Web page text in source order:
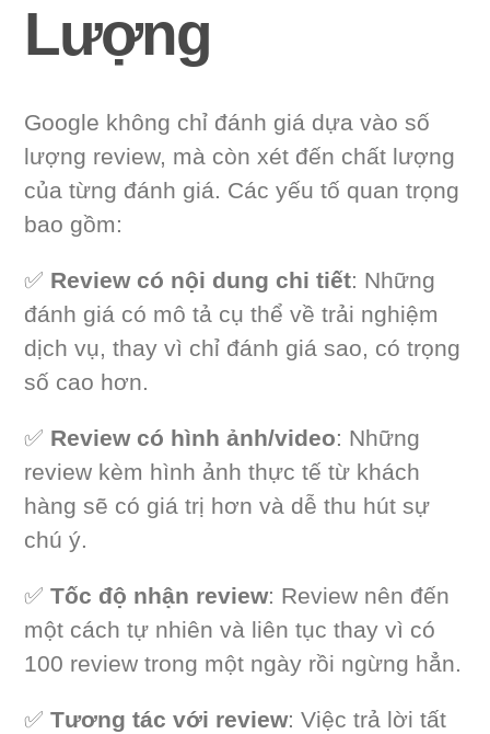
Lượng
Google không chỉ đánh giá dựa vào số
lượng review, mà còn xét đến chất lượng
của từng đánh giá. Các yếu tố quan trọng
bao gồm:
✅ Review có nội dung chi tiết: Những
đánh giá có mô tả cụ thể về trải nghiệm
dịch vụ, thay vì chỉ đánh giá sao, có trọng
số cao hơn.
✅ Review có hình ảnh/video: Những
review kèm hình ảnh thực tế từ khách
hàng sẽ có giá trị hơn và dễ thu hút sự
chú ý.
✅Tốc độ nhận review: Review nên đến
một cách tự nhiên và liên tục thay vì có
100 review trong một ngày rồi ngừng hẳn.
✅Tương tác với review: Việc trả lời tất